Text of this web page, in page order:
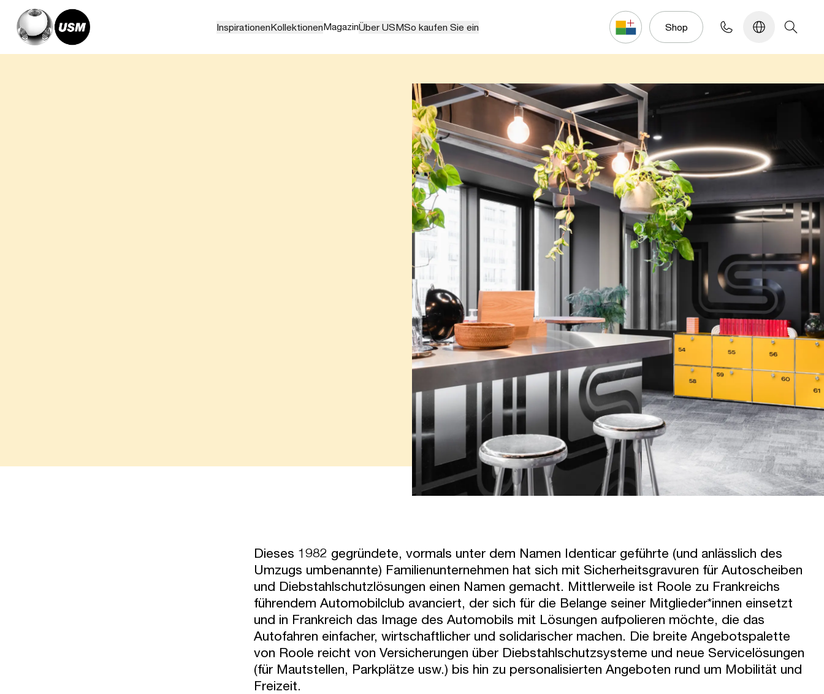
InspirationenKollektionenMagazinÜber USMSo kaufen Sie ein Konfigurator Shop
Dieses 1982 gegründete, vormals unter dem Namen Identicar geführte (und anlässlich des
Umzugs umbenannte) Familienunternehmen hat sich mit Sicherheitsgravuren für Autoscheiben
und Diebstahlschutzlösungen einen Namen gemacht. Mittlerweile ist Roole zu Frankreichs
führendem Automobilclub avanciert, der sich für die Belange seiner Mitglieder*innen einsetzt
und in Frankreich das Image des Automobils mit Lösungen aufpolieren möchte, die das
Autofahren einfacher, wirtschaftlicher und solidarischer machen. Die breite Angebotspalette
von Roole reicht von Versicherungen über Diebstahlschutzsysteme und neue Servicelösungen
(für Mautstellen, Parkplätze usw.) bis hin zu personalisierten Angeboten rund um Mobilität und
Freizeit.